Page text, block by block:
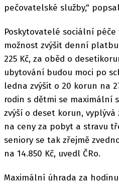
pečovatelské služby,"
Poskytovatelé sociální
možnost zvýšit denní
225 Kč, za oběd o
ubytování budou moci po
ledna zvýšit o 20 korun na
rodin s dětmi se maximální
zvýší o deset korun, vyplývá
na ceny za pobyt a stravu
seniory se tak zřejmě
na 14.850 Kč, uvedl ČRo.
Maximální úhrada za